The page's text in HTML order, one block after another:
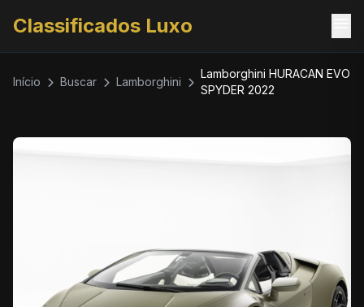
Classificados Luxo
Início Buscar Lamborghini
Lamborghini HURACAN EVO
SPYDER 2022